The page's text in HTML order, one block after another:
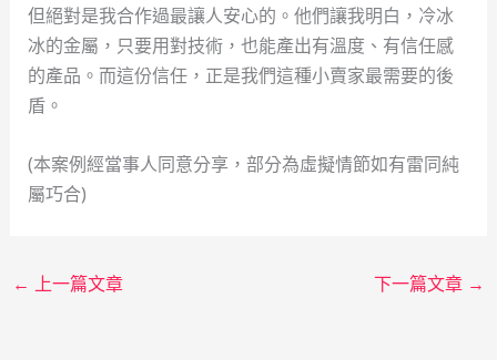
但絕對是我合作過最讓人安心的。他們讓我明白，冷冰
冰的金屬，只要用對技術，也能產出有溫度、有信任感
的產品。而這份信任，正是我們這種小賣家最需要的後
盾。
(本案例經當事人同意分享，部分為虛擬情節如有雷同純
屬巧合)
← 上一篇文章 下一篇文章 →